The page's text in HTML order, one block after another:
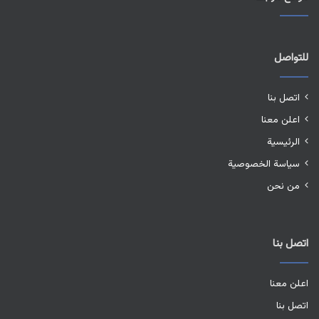
للتواصل
اتصل بنا
اعلن معنا
الرئيسية
سياسة الخصوصية
من نحن
اتصل بنا
اعلن معنا
اتصل بنا